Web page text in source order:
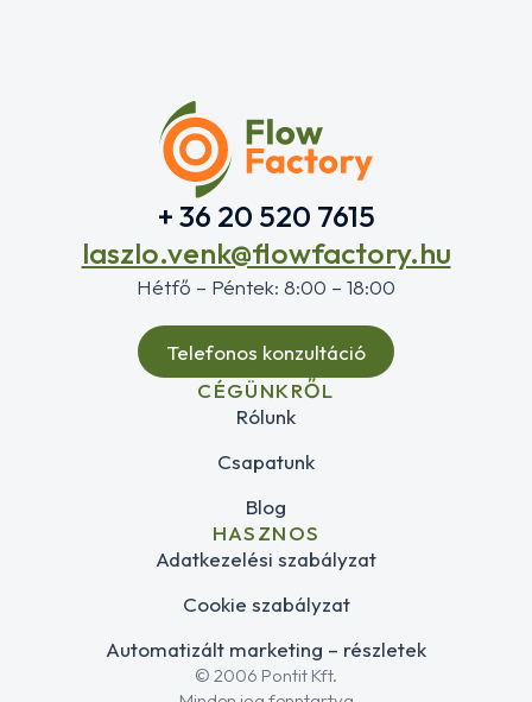
+ 36 20 520 7615
laszlo.venk@flowfactory.hu
Hétfő – Péntek: 8:00 – 18:00
Telefonos konzultáció
CÉGÜNKRŐL
Rólunk
Csapatunk
Blog
HASZNOS
Adatkezelési szabályzat
Cookie szabályzat
Automatizált marketing – részletek
© 2006 Pontit Kft.